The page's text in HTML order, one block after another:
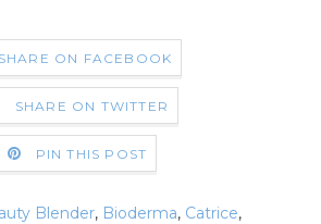
SHARE ON FACEBOOK
SHARE ON TWITTER
PIN THIS POST
Blender, Bioderma, Catrice,